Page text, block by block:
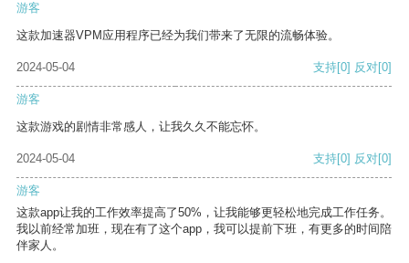
游客
这款加速器VPM应用程序已经为我们带来了无限的流畅体验。
2024-05-04 支持[0] 反对[0]
游客
这款游戏的剧情非常感人，让我久久不能忘怀。
2024-05-04 支持[0] 反对[0]
游客
这款app让我的工作效率提高了50%，让我能够更轻松地完成工作任务。
我以前经常加班，现在有了这个app，我可以提前下班，有更多的时间陪
伴家人。